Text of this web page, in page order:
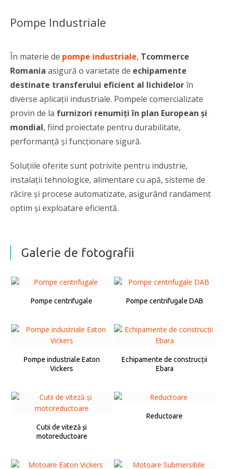
Pompe Industriale
În materie de pompe industriale, Tcommerce
Romania asigură o varietate de echipamente
destinate transferului eficient al lichidelorîn
diverse aplicații industriale. Pompele comercializate
provin de la furnizori renumiți în plan European și
mondial, fiind proiectate pentru durabilitate,
performanță și funcționare sigură.
Soluțiile oferite sunt potrivite pentru industrie,
instalații tehnologice, alimentare cu apă, sisteme de
răcire și procese automatizate, asigurând randament
optim și exploatare eficientă.
Galerie de fotografii
Pompe centrifugale Pompe centrifugale DAB
Pompe industriale Eaton
Vickers
Echipamente de construcții
Ebara
Cutii de viteză și
motoreductoare
Reductoare